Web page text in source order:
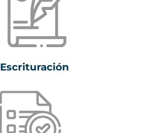
Escrituración